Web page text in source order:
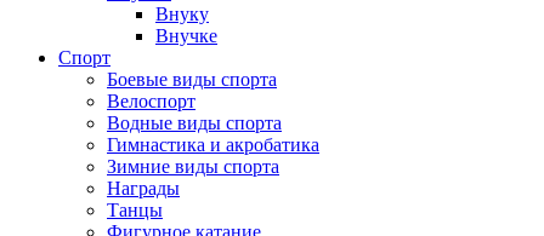
Внуку
Внучке
Спорт
Боевые виды спорта
Велоспорт
Водные виды спорта
Гимнастика и акробатика
Зимние виды спорта
Награды
Танцы
Фигурное катание